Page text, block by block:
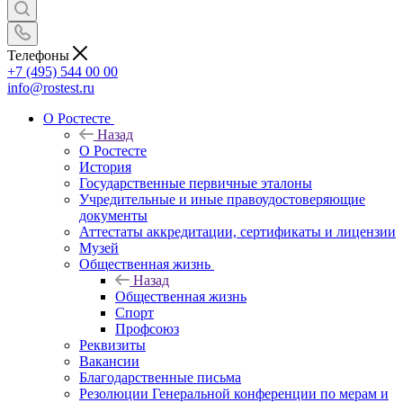
Телефоны
+7 (495) 544 00 00
info@rostest.ru
О Ростесте
Назад
О Ростесте
История
Государственные первичные эталоны
Учредительные и иные правоудостоверяющие
документы
Аттестаты аккредитации, сертификаты и лицензии
Музей
Общественная жизнь
Назад
Общественная жизнь
Спорт
Профсоюз
Реквизиты
Вакансии
Благодарственные письма
Резолюции Генеральной конференции по мерам и